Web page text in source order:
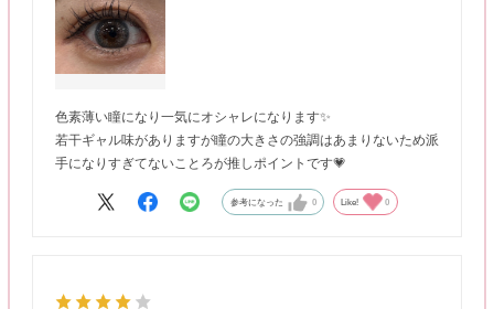
色素薄い瞳になり一気にオシャレになります✨
若干ギャル味がありますが瞳の大きさの強調はあまりないため派
手になりすぎてないことろが推しポイントです💗
参考になった 0 Like! 0